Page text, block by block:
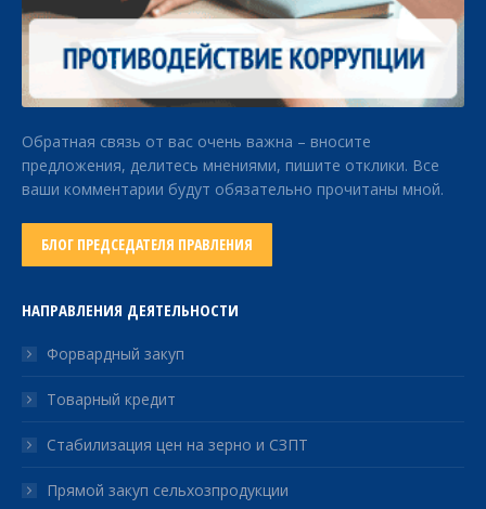
Обратная связь от вас очень важна – вносите
предложения, делитесь мнениями, пишите отклики. Все
ваши комментарии будут обязательно прочитаны мной.
БЛОГ ПРЕДСЕДАТЕЛЯ ПРАВЛЕНИЯ
НАПРАВЛЕНИЯ ДЕЯТЕЛЬНОСТИ
Форвардный закуп
Товарный кредит
Стабилизация цен на зерно и СЗПТ
Прямой закуп сельхозпродукции